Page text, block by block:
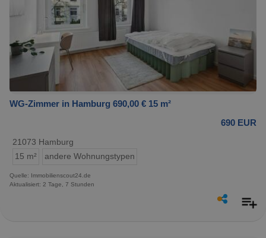
WG-Zimmer in Hamburg 690,00 € 15 m²
690 EUR
21073 Hamburg
15 m²
andere Wohnungstypen
Quelle: Immobilienscout24.de
Aktualisiert: 2 Tage, 7 Stunden